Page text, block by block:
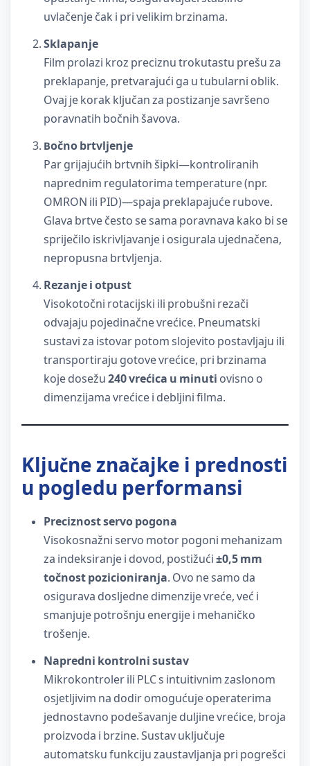
uvlačenje čak i pri velikim brzinama.
Sklapanje
Film prolazi kroz preciznu trokutastu prešu za
preklapanje, pretvarajući ga u tubularni oblik.
Ovaj je korak ključan za postizanje savršeno
poravnatih bočnih šavova.
Bočno brtvljenje
Par grijajućih brtvnih šipki—kontroliranih
naprednim regulatorima temperature (npr.
OMRON ili PID)—spaja preklapajuće rubove.
Glava brtve često se sama poravnava kako bi se
spriječilo iskrivljavanje i osigurala ujednačena,
nepropusna brtvljenja.
Rezanje i otpust
Visokotočni rotacijski ili probušni rezači
odvajaju pojedinačne vrećice. Pneumatski
sustavi za istovar potom slojevito postavljaju ili
transportiraju gotove vrećice, pri brzinama
koje dosežu240 vrećica u minuti ovisno o
dimenzijama vrećice i debljini filma.
Ključne značajke i prednosti
u pogledu performansi
Preciznost servo pogona
Visokosnažni servo motor pogoni mehanizam
za indeksiranje i dovod, postižući±0,5 mm
točnost pozicioniranja. Ovo ne samo da
osigurava dosljedne dimenzije vreće, već i
smanjuje potrošnju energije i mehaničko
trošenje.
Napredni kontrolni sustav
Mikrokontroler ili PLC s intuitivnim zaslonom
osjetljivim na dodir omogućuje operaterima
jednostavno podešavanje duljine vrećice, broja
proizvoda i brzine. Sustav uključuje
automatsku funkciju zaustavljanja pri pogrešci